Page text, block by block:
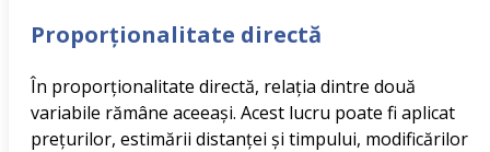
Proporționalitate directă
În proporționalitate directă, relația dintre două
variabile rămâne aceeași. Acest lucru poate fi aplicat
prețurilor, estimării distanței și timpului, modificărilor